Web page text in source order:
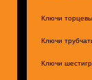
Ключи
Ключи
Ключи